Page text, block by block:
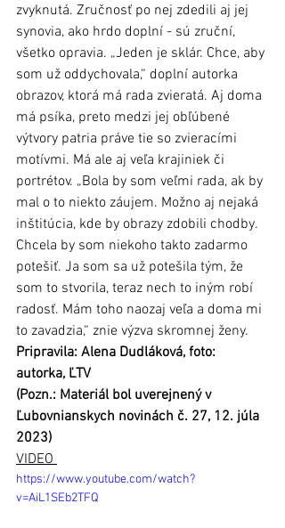
zvyknutá. Zručnosť po nej zdedili aj jej
synovia, ako hrdo doplní - sú zruční,
všetko opravia. „Jeden je sklár. Chce, aby
som už oddychovala,“ doplní autorka
obrazov, ktorá má rada zvieratá. Aj doma
má psíka, preto medzi jej obľúbené
výtvory patria práve tie so zvieracími
motívmi. Má ale aj veľa krajiniek či
portrétov. „Bola by som veľmi rada, ak by
mal o to niekto záujem. Možno aj nejaká
inštitúcia, kde by obrazy zdobili chodby.
Chcela by som niekoho takto zadarmo
potešiť. Ja som sa už potešila tým, že
som to stvorila, teraz nech to iným robí
radosť. Mám toho naozaj veľa a doma mi
to zavadzia,“ znie výzva skromnej ženy.
Pripravila: Alena Dudláková, foto:
autorka, ĽTV
(Pozn.: Materiál bol uverejnený v
Ľubovnianskych novinách č. 27, 12. júla
2023)
VIDEO
https://www.youtube.com/watch?
v=AiL1SEb2TFQ